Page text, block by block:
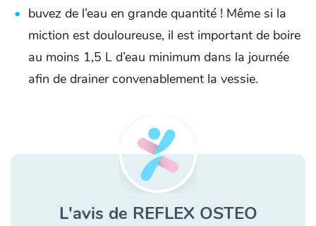
buvez de l’eau en grande quantité ! Même si la
miction est douloureuse, il est important de boire
au moins 1,5 L d’eau minimum dans la journée
afin de drainer convenablement la vessie.
L'avis de REFLEX OSTEO